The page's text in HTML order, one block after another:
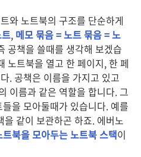
와 노트북의 구조를 단순하게
, 메모 묶음 = 노트 묶음 = 노
공책을 쓸때를 생각해 보겠습
노트북을 열고 한 페이지, 한 페
. 공책은 이름을 가지고 있고
이름과 같은 역할을 합니다. 그
을 모아둘때가 있습니다. 예를
같이 보관하곤 하죠. 에버노
북을 모아두는 노트북 스택이